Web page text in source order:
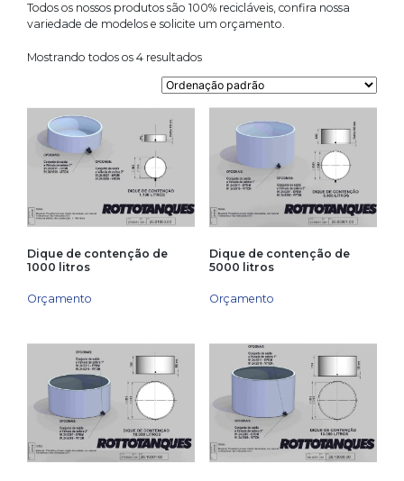
Todos os nossos produtos são 100% recicláveis, confira nossa
variedade de modelos e solicite um orçamento.
Mostrando todos os 4 resultados
Dique de contenção de
1000 litros
Orçamento
Dique de contenção de
5000 litros
Orçamento